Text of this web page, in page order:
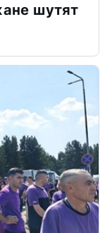
шутят